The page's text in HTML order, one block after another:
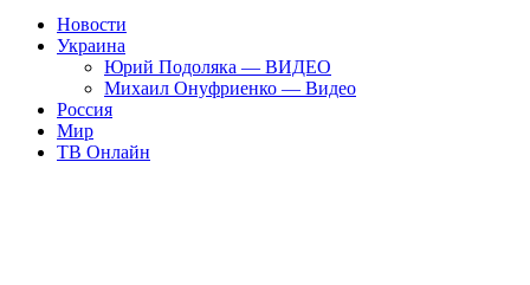
Новости
Украина
Юрий Подоляка — ВИДЕО
Михаил Онуфриенко — Видео
Россия
Мир
ТВ Онлайн